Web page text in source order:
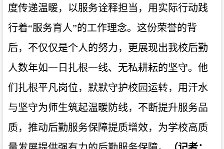
度传递温暖，以服务诠释担当，用实际行动践
行着“服务育人”的工作理念。这份荣誉的背
后，不仅仅是个人的努力，更展现出我校后勤
人数年如一日扎根一线、无私耕耘的坚守。他
们扎根平凡岗位，默默守护校园运转，用汗水
与坚守为师生筑起温暖防线，不断提升服务品
质，推动后勤服务保障提质增效，为学校高质